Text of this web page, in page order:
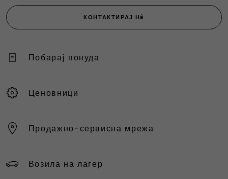
КОНТАКТИРАЈ НÈ
Побарај понуда
Ценовници
Продажно-сервисна мрежа
Возила на лагер